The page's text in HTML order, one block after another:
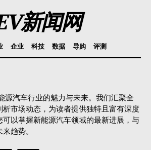
新闻网
企业 科技 数据 导购 评测
源汽车行业的魅力与未来。我们汇聚全
市场动态，为读者提供独特且富有深度
可以掌握新能源汽车领域的最新进展，与
趋势。